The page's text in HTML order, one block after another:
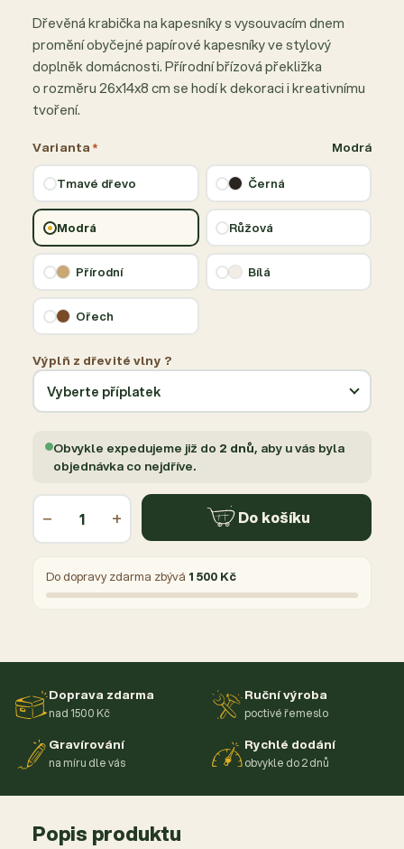
Dřevěná krabička na kapesníky s vysouvacím dnem
promění obyčejné papírové kapesníky ve stylový
doplněk domácnosti. Přírodní břízová překližka
o rozměru 26x14x8 cm se hodí k dekoraci i kreativnímu
tvoření.
Varianta* Modrá
Tmavé dřevo Černá
Modrá Růžová
Přírodní Bílá
Ořech
Výplň z dřevité vlny ?
Obvykle expedujeme již do 2 dnů, aby u vás byla
objednávka co nejdříve.
− + Do košíku
Do dopravy zdarma zbývá 1 500 Kč
Doprava zdarma
nad 1500 Kč
Ruční výroba
poctivé řemeslo
Gravírování
na míru dle vás
Rychlé dodání
obvykle do 2 dnů
Popis produktu